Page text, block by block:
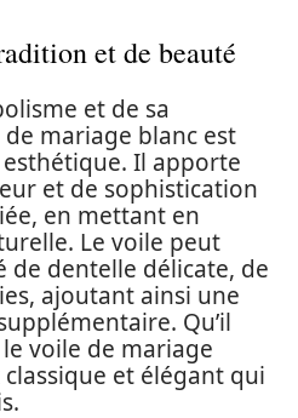
et de beauté
et de sa
mariage blanc est
Il apporte
et de sophistication
en mettant en
Le voile peut
de dentelle délicate, de
ajoutant ainsi une
Qu’il
voile de mariage
et élégant qui